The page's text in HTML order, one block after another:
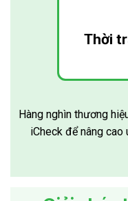
Hàng nghìn thương
iCheck để nâng
Thời